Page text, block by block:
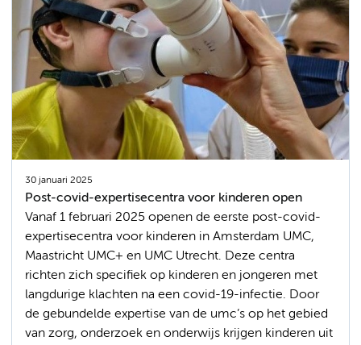
30 januari 2025
Post-covid-expertisecentra voor kinderen open
Vanaf 1 februari 2025 openen de eerste post-covid-
expertisecentra voor kinderen in Amsterdam UMC,
Maastricht UMC+ en UMC Utrecht. Deze centra
richten zich specifiek op kinderen en jongeren met
langdurige klachten na een covid-19-infectie. Door
de gebundelde expertise van de umc’s op het gebied
van zorg, onderzoek en onderwijs krijgen kinderen uit